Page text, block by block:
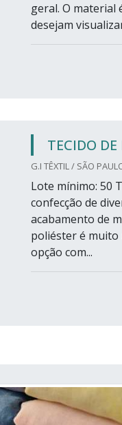
geral. O material
desejam
TECIDO DE
G.I TÊXTIL / SÃO
Lote mínimo: 50
confecção de
acabamento de
poliéster é muito
opção com...